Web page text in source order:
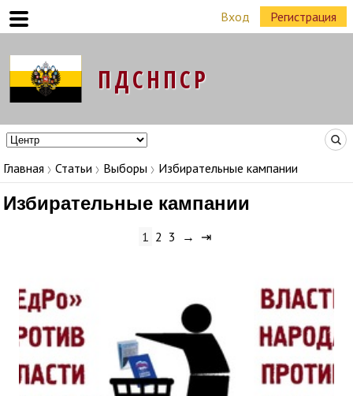
Вход Регистрация
Главная Статьи Выборы Избирательные кампании
Избирательные кампании
1 2 3 → ⇥